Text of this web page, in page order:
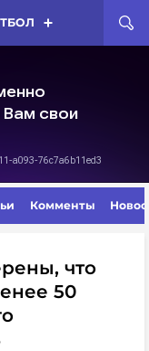
Комменты
что
50